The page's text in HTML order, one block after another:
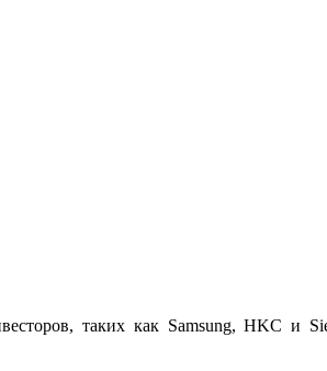
таких как Samsung, HKC и